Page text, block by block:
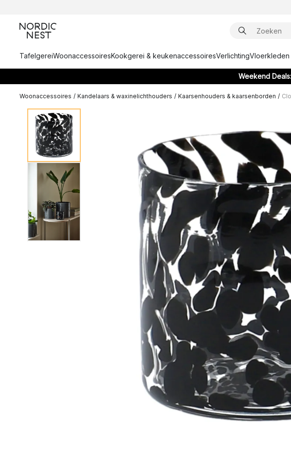
TafelgereiWoonaccessoiresKookgerei & keukenaccessoiresVerlichtingVloerkleden
Weekend Deals:
Woonaccessoires / Kandelaars & waxinelichthouders / Kaarsenhouders & kaarsenborden /